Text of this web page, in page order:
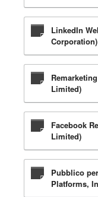
LinkedIn
Corporation)
Limited)
Facebook
Limited)
Pubblico
Platforms,